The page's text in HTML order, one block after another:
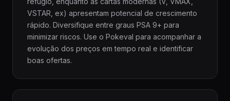
VSTAR, ex) apresentam potencial de crescimento
rápido. Diversifique entre graus PSA 9+ para
minimizar riscos. Use o Pokeval para acompanhar a
evolução dos preços em tempo real e identificar
boas ofertas.